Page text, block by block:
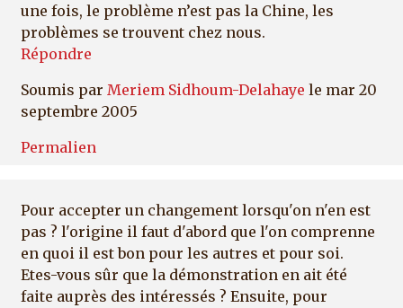
une fois, le problème n’est pas la Chine, les
problèmes se trouvent chez nous.
Répondre
Soumis par Meriem Sidhoum-Delahaye le mar 20
septembre 2005
Permalien
Pour accepter un changement lorsqu'on n'en est
pas ? l'origine il faut d'abord que l'on comprenne
en quoi il est bon pour les autres et pour soi.
Etes-vous sûr que la démonstration en ait été
faite auprès des intéressés ? Ensuite, pour